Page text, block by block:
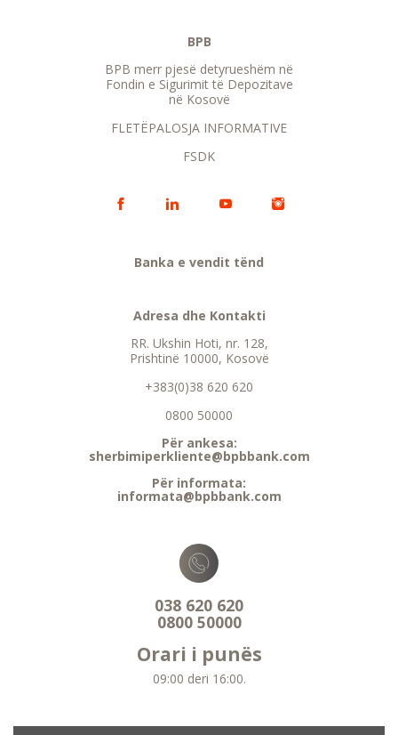
BPB
BPB merr pjesë detyrueshëm në
Fondin e Sigurimit të Depozitave
në Kosovë
FLETËPALOSJA INFORMATIVE
FSDK
Banka e vendit tënd
Adresa dhe Kontakti
RR. Ukshin Hoti, nr. 128,
Prishtinë 10000, Kosovë
+383(0)38 620 620
0800 50000
Për ankesa:
sherbimiperkliente@bpbbank.com
Për informata:
informata@bpbbank.com
038 620 620
0800 50000
Orari i punës
09:00 deri 16:00.